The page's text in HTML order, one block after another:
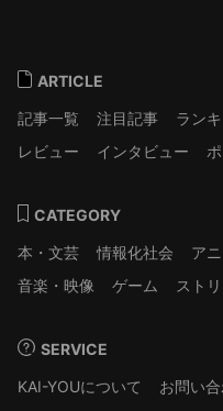
ARTICLE
記事一覧
注目記事 ラン
レビュー
インタビュー
CATEGORY
本・文芸
情報化社会 ア
音楽・映像
ゲーム スト
SERVICE
KAI-YOUについて
お問い